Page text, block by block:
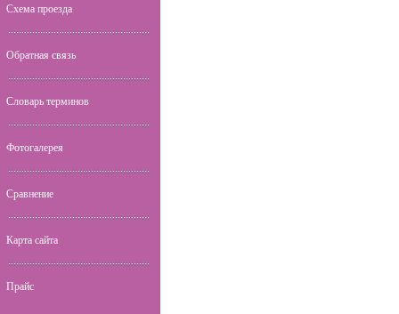
Схема проезда
Обратная связь
Словарь терминов
Фотогалерея
Сравнение
Карта сайта
Прайс